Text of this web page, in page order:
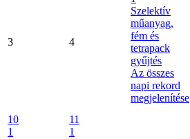
3 4
Szelektív
műanyag,
fém és
tetrapack
gyűjtés
Az összes
napi rekord
megjelenítése
10
1
11
1